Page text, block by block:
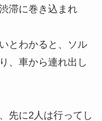
滞に巻き込まれ
とわかると、ソル
、車から連れ出し
先に2人は行ってし